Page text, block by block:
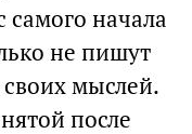
самого начала
не пишут
мыслей.
после